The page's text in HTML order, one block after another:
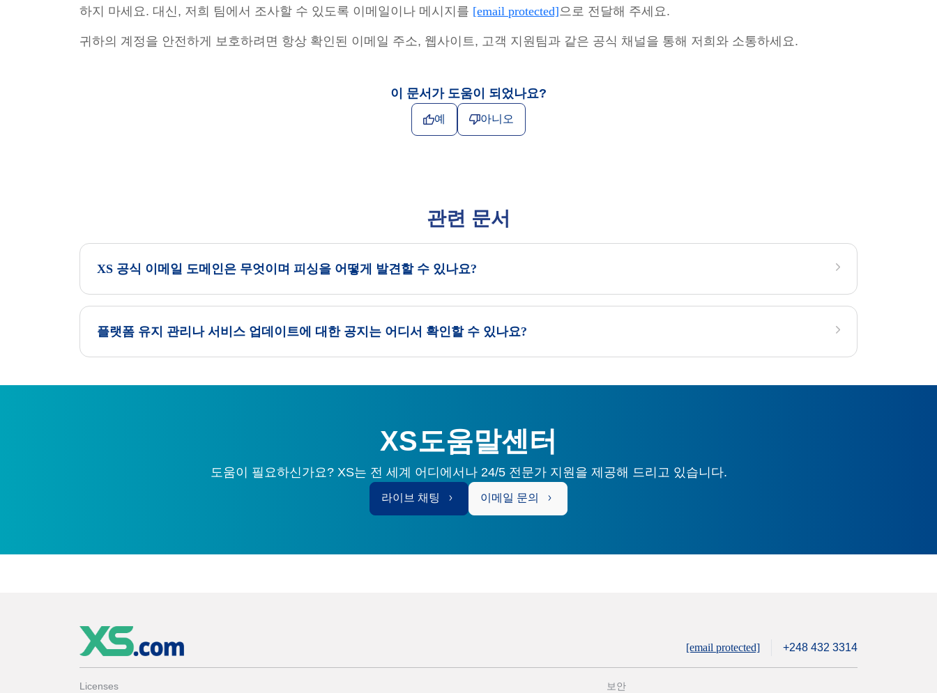
하지 마세요. 대신, 저희 팀에서 조사할 수 있도록 이메일이나 메시지를 [email protected]으로 전달해 주세요.
귀하의 계정을 안전하게 보호하려면 항상 확인된 이메일 주소, 웹사이트, 고객 지원팀과 같은 공식 채널을 통해 저희와 소통하세요.
이 문서가 도움이 되었나요?
예 아니오
관련 문서
XS 공식 이메일 도메인은 무엇이며 피싱을 어떻게 발견할 수 있나요?
플랫폼 유지 관리나 서비스 업데이트에 대한 공지는 어디서 확인할 수 있나요?
XS도움말센터
도움이 필요하신가요? XS는 전 세계 어디에서나 24/5 전문가 지원을 제공해 드리고 있습니다.
라이브 채팅 이메일 문의
[email protected] +248 432 3314
Licenses 보안